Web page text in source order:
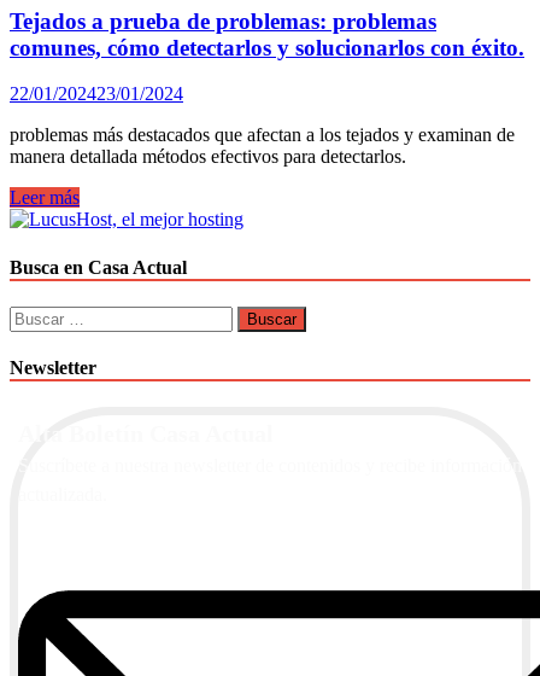
Tejados a prueba de problemas: problemas
comunes, cómo detectarlos y solucionarlos con éxito.
22/01/202423/01/2024
problemas más destacados que afectan a los tejados y examinan de
manera detallada métodos efectivos para detectarlos.
Tejados
a
de
problemas:
problemas
comunes,
detectarlos
Leer más
Busca en Casa Actual
Buscar:
Newsletter